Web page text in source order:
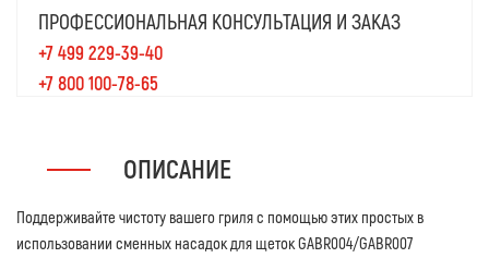
ПРОФЕССИОНАЛЬНАЯ КОНСУЛЬТАЦИЯ И ЗАКАЗ
+7 499 229-39-40
+7 800 100-78-65
ОПИСАНИЕ
Поддерживайте чистоту вашего гриля с помощью этих простых в
использовании сменных насадок для щеток GABR004/GABR007